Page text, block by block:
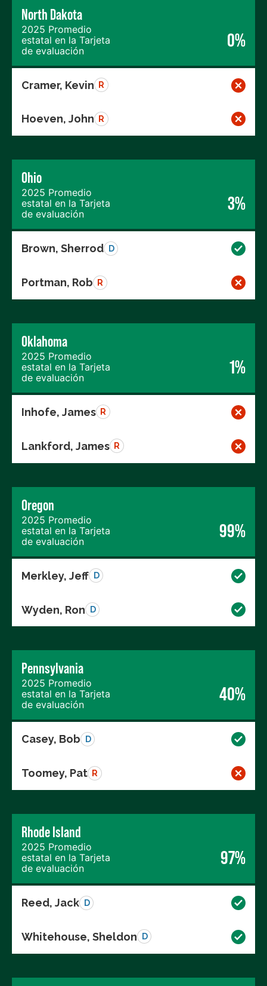
North Dakota
2025 Promedio
estatal en la Tarjeta
de evaluación
0%
Cramer, Kevin R
Hoeven, John R
Ohio
2025 Promedio
estatal en la Tarjeta
de evaluación
3%
Brown, Sherrod D
Portman, Rob R
Oklahoma
2025 Promedio
estatal en la Tarjeta
de evaluación
1%
Inhofe, James R
Lankford, James R
Oregon
2025 Promedio
estatal en la Tarjeta
de evaluación
99%
Merkley, Jeff D
Wyden, Ron D
Pennsylvania
2025 Promedio
estatal en la Tarjeta
de evaluación
40%
Casey, Bob D
Toomey, Pat R
Rhode Island
2025 Promedio
estatal en la Tarjeta
de evaluación
97%
Reed, Jack D
Whitehouse, Sheldon D